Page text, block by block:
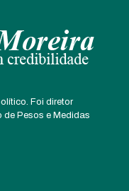
Foi diretor
de Pesos e Medidas